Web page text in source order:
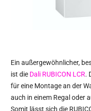
Ein außergewöhnlicher,
ist die Dali RUBICON LCR.
für eine Montage an der
auch in einem Regal oder
Somit lässt sich die